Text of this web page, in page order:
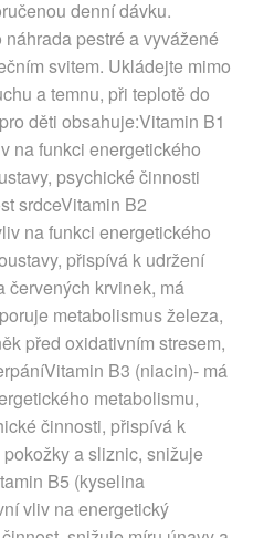
denní dávku.
pestré a vyvážené
svitem. Ukládejte mimo
a temnu, při teplotě do
děti obsahuje:Vitamin B1
na funkci energetického
psychické činnosti
srdceVitamin B2
na funkci energetického
přispívá k udržení
červených krvinek, má
metabolismus železa,
před oxidativním stresem,
B3 (niacin)- má
metabolismu,
činnosti, přispívá k
a sliznic, snižuje
B5 (kyselina
vliv na energetický